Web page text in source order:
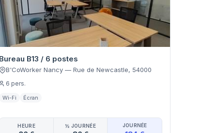
B13 / 6 postes
B'CoWorker Nancy — Rue de Newcastle, 54000
6 pers.
Wi-Fi Écran
HEURE ½ JOURNÉE JOURNÉE